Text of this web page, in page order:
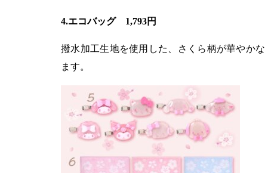
4.エコバッグ 1,793円
撥水加工生地を使用した、さくら柄が華やか
ます。